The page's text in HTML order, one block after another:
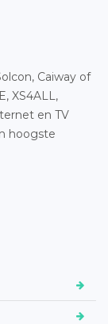
Caiway of
XS4ALL,
en TV
hoogste